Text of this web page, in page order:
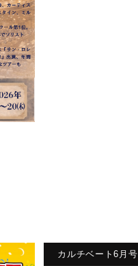
カルチベート6月号